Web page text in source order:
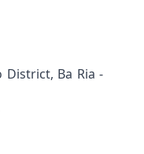
Ba Ria -